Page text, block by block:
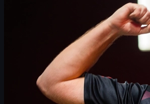
Karrigan'ın liderlik rolü ve
Twistzz açıklamaları ve
Falcons kadrosu ve kurulacak
CS2 ekosistemi için anlamı:
FaZe Clan'in geleceği ve olası
CS2 oyuncuları için skins
rehberi
Değerlendirme: Karrigan
noktasında